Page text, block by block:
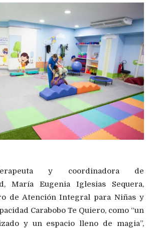
y coordinadora de
María Eugenia Iglesias Sequera,
de Atención Integral para Niñas y
Carabobo Te Quiero, como “un
y un espacio lleno de magia”,